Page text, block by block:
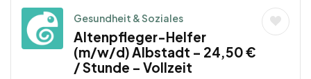
Gesundheit & Soziales
Altenpfleger-Helfer
(m/w/d) Albstadt – 24,50 €
/ Stunde – Vollzeit